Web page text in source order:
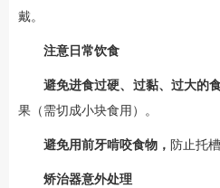
戴。
注意日常饮食
避免进食过硬、过黏、过大的
果（需切成小块食用）。
避免用前牙啃咬食物， 防止托
矫治器意外处理